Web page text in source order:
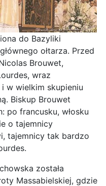
do Bazyliki
ołtarza. Przed
Brouwet,
wraz
w wielkim skupieniu
Biskup Brouwet
po francusku, włosku
o tajemnicy
tajemnicy tak bardzo
została
Massabielskiej, gdzie